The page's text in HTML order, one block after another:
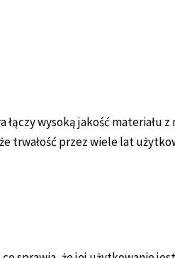
wysoką jakość materiału
trwałość przez wiele lat